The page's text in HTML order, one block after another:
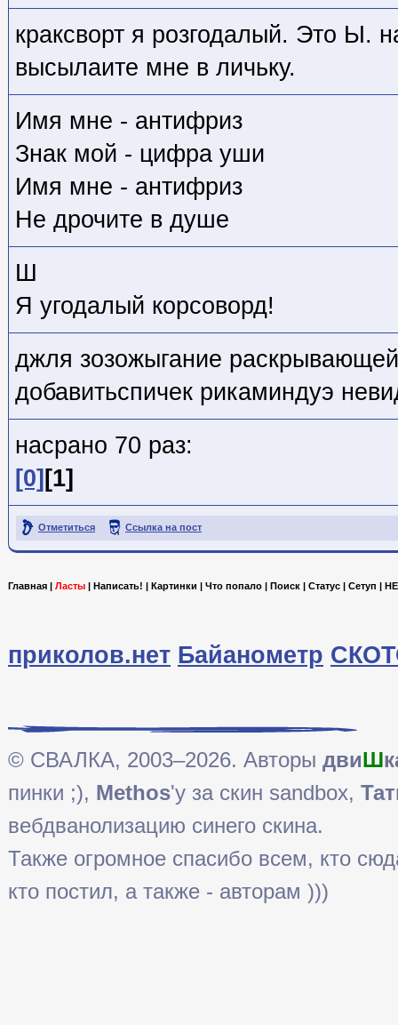
краксворт я розгодалый. Это Ы.
высылаите мне в личьку.
Имя мне - антифриз
Знак мой - цифра уши
Имя мне - антифриз
Не дрочите в душе
Ш
Я угодалый корсоворд!
джля зозожыгание
добавитьспичек рикаминдуэ
насрано 70 раз:
[0] [1]
Отметиться Ссылка на пост
Главная | Ласты | Написать! | Картинки | Что попало | Поиск | Статус | Сетуп |
приколов.нет Байанометр
© СВАЛКА, 2003–2026. Авторы двиШ
пинки ;), Methos'у за скин sandbox,
вебдванолизацию синего скина.
Также огромное спасибо всем, кто
кто постил, а также - авторам )))